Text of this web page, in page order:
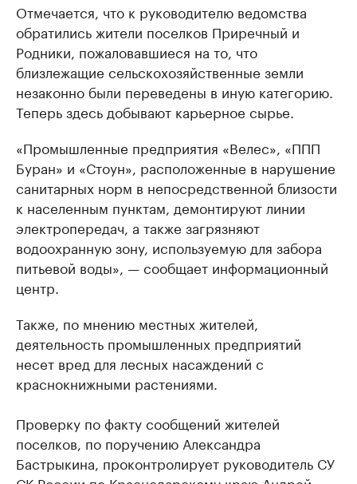
Отмечается, что к руководителю ведомства
обратились жители поселков Приречный и
Родники, пожаловавшиеся на то, что
близлежащие сельскохозяйственные земли
незаконно были переведены в иную категорию.
Теперь здесь добывают карьерное сырье.
«Промышленные предприятия «Велес», «ППП
Буран» и «Стоун», расположенные в нарушение
санитарных норм в непосредственной близости
к населенным пунктам, демонтируют линии
электропередач, а также загрязняют
водоохранную зону, используемую для забора
питьевой воды», — сообщает информационный
центр.
Также, по мнению местных жителей,
деятельность промышленных предприятий
несет вред для лесных насаждений с
краснокнижными растениями.
Проверку по факту сообщений жителей
поселков, по поручению Александра
Бастрыкина, проконтролирует руководитель СУ